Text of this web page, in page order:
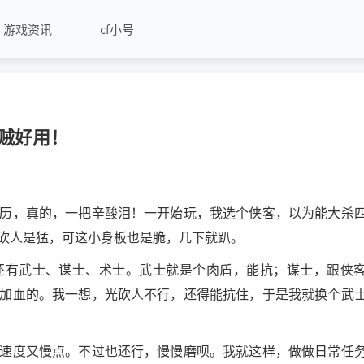
游戏资讯 cf小号
用！
，真的，一把辛酸泪！一开始玩，我选个侠客，以为能大杀
是猛，可这小身板也是脆，几下就趴。
武士、谋士、术士。武士就是个肉盾，能抗；谋士，跟侠
血的。我一想，光砍人不行，还得能抗住，于是我就换个武
度又慢点。不过也还行，慢慢磨呗。我就这样，做做日常任